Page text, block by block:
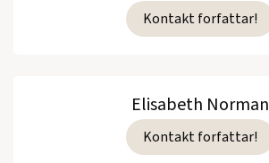
Kontakt forfattar!
Elisabeth Norman
Kontakt forfattar!